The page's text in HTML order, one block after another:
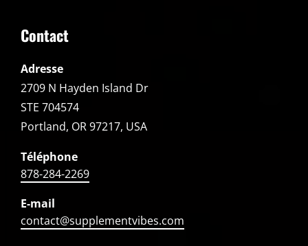
Contact
Adresse
2709 N Hayden Island Dr
STE 704574
Portland, OR 97217, USA
Téléphone
878-284-2269
E-mail
contact@supplementvibes.com